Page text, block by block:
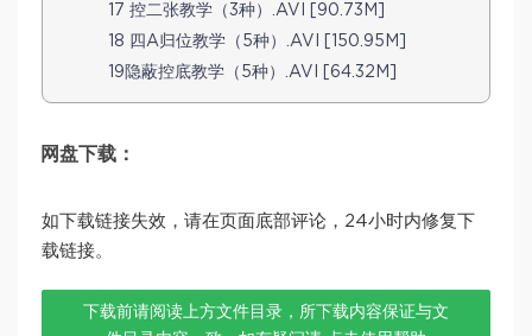
17 控二张教学（3种）.AVI [90.73M]
18 四A归位教学（5种）.AVI [150.95M]
19隐蔽控底教学（5种）.AVI [64.32M]
网盘下载：
如下载链接失效，请在页面底部评论，24小时内修复下
载链接。
下载前请阅读上方文件目录，所下载内容保证与文